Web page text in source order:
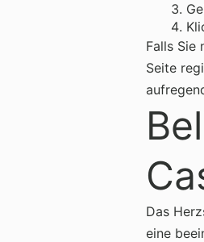
Falls Sie
Seite
Das
eine